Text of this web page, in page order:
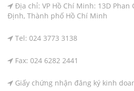
Địa chỉ: VP Hồ Chí Minh: 13D Phan
Định, Thành phố Hồ Chí Minh
Tel: 024 3773 3138
Fax: 024 6282 2441
Giấy chứng nhận đăng ký kinh